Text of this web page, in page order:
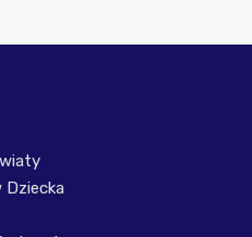
Dziecka